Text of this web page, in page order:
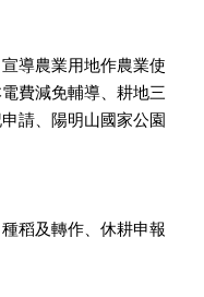
導農業用地作農業使
費減免輔導、耕地三
請、陽明山國家公園
稻及轉作、休耕申報